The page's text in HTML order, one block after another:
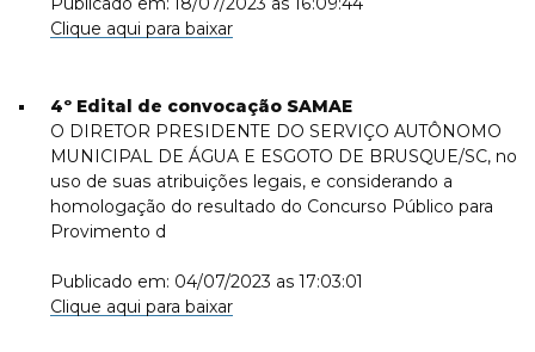
Clique aqui para baixar
4º Edital de convocação SAMAE
O DIRETOR PRESIDENTE DO SERVIÇO AUTÔNOMO
MUNICIPAL DE ÁGUA E ESGOTO DE BRUSQUE/SC, no
uso de suas atribuições legais, e considerando a
homologação do resultado do Concurso Público para
Provimento d
Publicado em: 04/07/2023 as 17:03:01
Clique aqui para baixar